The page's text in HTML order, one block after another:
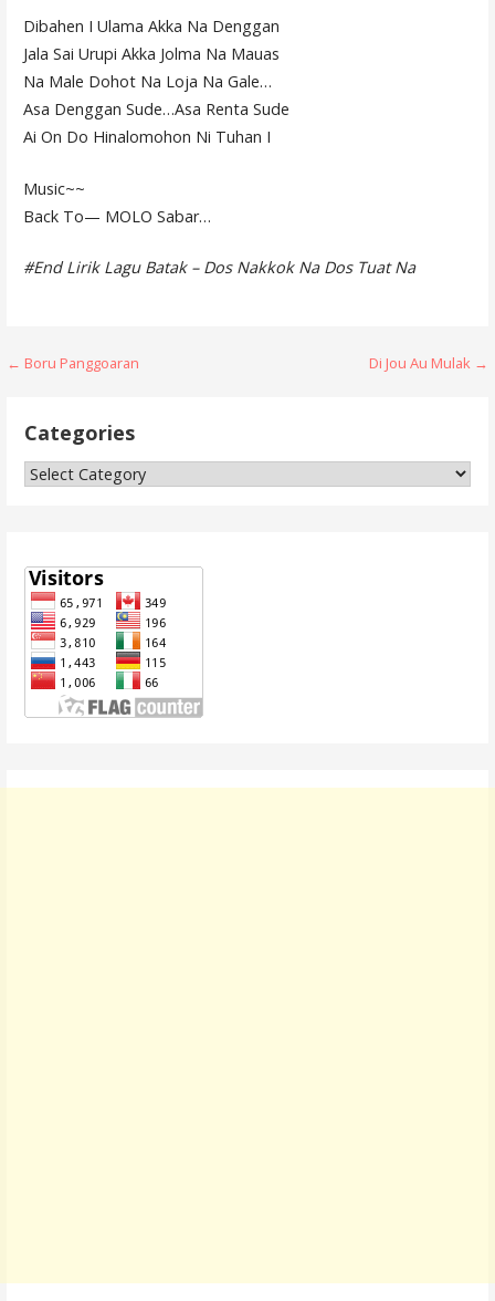
Dibahen I Ulama Akka Na Denggan
Jala Sai Urupi Akka Jolma Na Mauas
Na Male Dohot Na Loja Na Gale…
Asa Denggan Sude…Asa Renta Sude
Ai On Do Hinalomohon Ni Tuhan I
Music~~
Back To— MOLO Sabar…
#End Lirik Lagu Batak – Dos Nakkok Na Dos Tuat Na
Post
← Boru Panggoaran Di Jou Au Mulak →
Categories
Categories